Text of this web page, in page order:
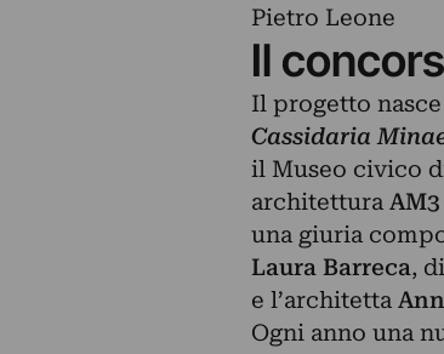
Pietro Leone
Il
Il progetto
Cassidaria
il Museo civico
architettura AM3
una giuria
Laura Barreca,
e l’architetta
Ogni anno una